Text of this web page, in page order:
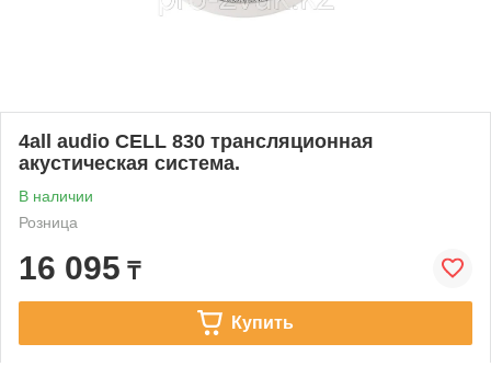
4all audio CELL 830 трансляционная
акустическая система.
В наличии
Розница
16 095 ₸
Купить